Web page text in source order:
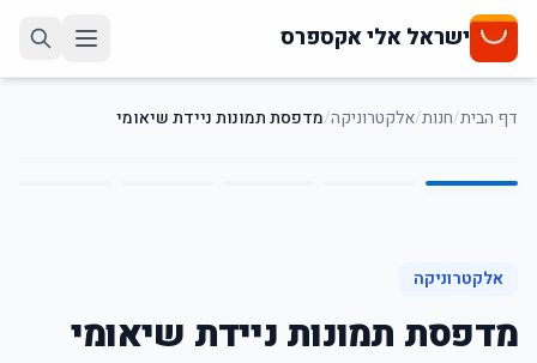
ישראל אלי אקספרס
דף הבית/חנות/אלקטרוניקה/מדפסת תמונות ניידת שיאומי
1
/
5
אלקטרוניקה
מדפסת תמונות ניידת שיאומי